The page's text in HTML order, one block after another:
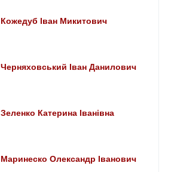
Кожедуб Іван Микитович
Черняховський Іван Данилович
Зеленко Катерина Іванівна
Маринеско Олександр Іванович